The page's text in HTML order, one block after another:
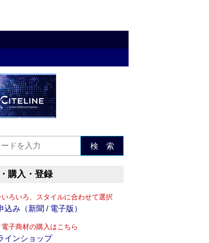
検 索
購入・登録
いろいろ、スタイルに合わせて選択
込み（新聞 / 電子版）
子商材の購入はこちら
インショップ